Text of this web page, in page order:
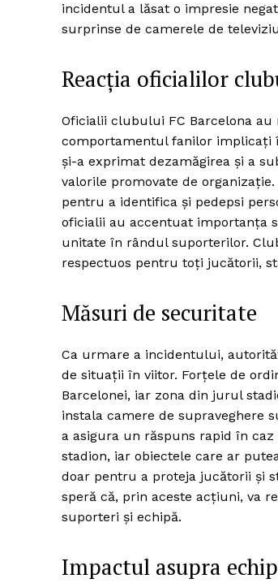
incidentul a lăsat o impresie
surprinse de camerele de
Reacția oficialilor
Oficialii clubului FC Barcelona
comportamentul fanilor implicați
și-a exprimat dezamăgirea și a
valorile promovate de
pentru a identifica și pedepsi
oficialii au accentuat importanța
unitate în rândul suporterilor.
respectuos pentru toți jucătorii,
Măsuri de securitate
Ca urmare a incidentului,
de situații în viitor. Forțele de
Barcelonei, iar zona din jurul
instala camere de supraveghere
a asigura un răspuns rapid în
stadion, iar obiectele care ar
doar pentru a proteja jucătorii și
speră că, prin aceste acțiuni, va
suporteri și echipă.
Impactul asupra